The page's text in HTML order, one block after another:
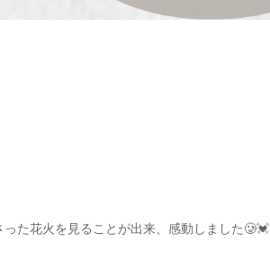
た花火を見ることが出来、感動しました🥲💓